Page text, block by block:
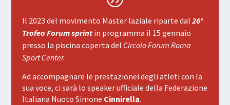
Il 2023 del movimento Master laziale riparte dal 26°
Trofeo Forum sprintin programma il 15 gennaio
presso la piscina coperta del Circolo Forum Roma
Sport Center.
Ad accompagnare le prestazionei degli atleti con la
sua voce, ci sarà lo speaker ufficiale della Federazione
Italiana Nuoto Simone Cinnirella.